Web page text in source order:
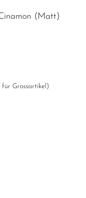
(Matt)
Grossartikel )